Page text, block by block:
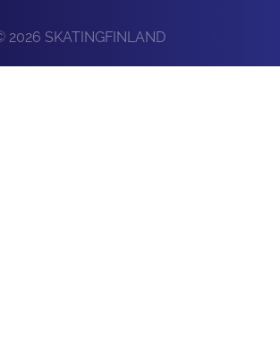
2026 SKATINGFINLAND